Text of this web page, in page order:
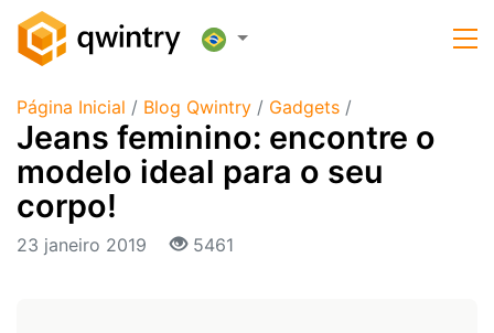
Página Inicial / Blog Qwintry / Gadgets /
​Jeans feminino: encontre o
modelo ideal para o seu
corpo!
23 janeiro 2019 5461